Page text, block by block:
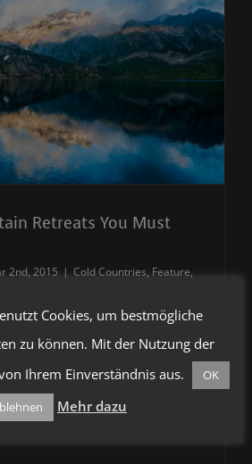
Retreats You Must
2nd, 2015 | Cold Countries, Feature,
et iusto odio
qui blanditiis praesentium
atque corrupti quos dolores
Cookies, um bestmögliche
zu können. Mit der Nutzung der
Ihrem Einverständnis aus.
OK
Mehr dazu